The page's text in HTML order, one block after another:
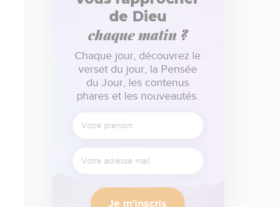
de Dieu
chaque matin ?
Chaque jour, découvrez le
verset du jour, la Pensée
du Jour, les contenus
phares et les nouveautés.
Je m'inscris